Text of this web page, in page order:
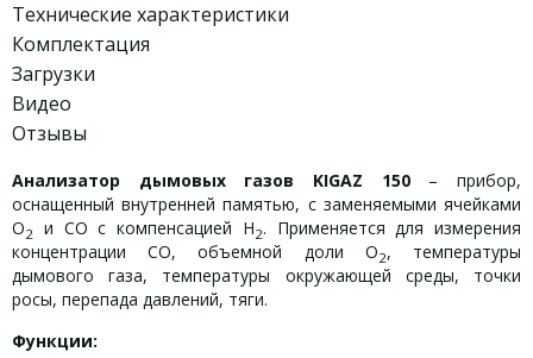
Технические характеристики
Комплектация
Загрузки
Видео
Отзывы
Анализатор дымовых газов KIGAZ 150– прибор,
оснащенный внутренней памятью, с заменяемыми ячейками
О2 и СО с компенсацией Н2. Применяется для измерения
концентрации СО, объемной доли O2, температуры
дымового газа, температуры окружающей среды, точки
росы, перепада давлений, тяги.
Функции: